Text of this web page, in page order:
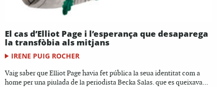
El cas d’Elliot Page i l’esperança que desaparega
la transfòbia als mitjans
IRENE PUIG ROCHER
Vaig saber que Elliot Page havia fet pública la seua identitat com a
home per una piulada de la periodista Becka Salas. que es queixava...